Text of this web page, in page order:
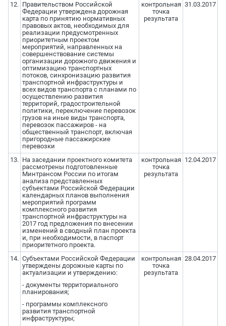
12. Правительством Российской
Федерации утверждена дорожная
карта по принятию нормативных
правовых актов, необходимых для
реализации предусмотренных
приоритетным проектом
мероприятий, направленных на
совершенствование системы
организации дорожного движения и
оптимизацию транспортных
потоков, синхронизацию развития
транспортной инфраструктуры и
всех видов транспорта с планами по
осуществлению развития
территорий, градостроительной
политики, переключение перевозок
грузов на иные виды транспорта,
перевозок пассажиров - на
общественный транспорт, включая
пригородные пассажирские
перевозки
контрольная
точка
результата
31.03.2017
13. На заседании проектного комитета
рассмотрены подготовленные
Минтрансом России по итогам
анализа представленных
субъектами Российской Федерации
календарных планов выполнения
мероприятий программ
комплексного развития
транспортной инфраструктуры на
2017 год предложения по внесении
изменений в сводный план проекта
и, при необходимости, в паспорт
приоритетного проекта.
контрольная
точка
результата
12.04.2017
14. Субъектами Российской Федерации
утверждены дорожные карты по
актуализации и утверждению:
- документы территориального
планирования;
- программы комплексного
развития транспортной
инфраструктуры;
контрольная
точка
результата
28.04.2017